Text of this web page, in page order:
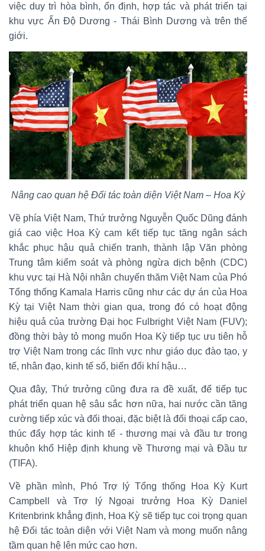
việc duy trì hòa bình, ổn định, hợp tác và phát triển tại
khu vực Ấn Độ Dương - Thái Bình Dương và trên thế
giới.
Nâng cao quan hệ Đối tác toàn diện Việt Nam – Hoa Kỳ
Về phía Việt Nam, Thứ trưởng Nguyễn Quốc Dũng đánh
giá cao việc Hoa Kỳ cam kết tiếp tục tăng ngân sách
khắc phục hậu quả chiến tranh, thành lập Văn phòng
Trung tâm kiểm soát và phòng ngừa dịch bệnh (CDC)
khu vực tại Hà Nội nhân chuyến thăm Việt Nam của Phó
Tổng thống Kamala Harris cũng như các dự án của Hoa
Kỳ tại Việt Nam thời gian qua, trong đó có hoạt động
hiệu quả của trường Đại học Fulbright Việt Nam (FUV);
đồng thời bày tỏ mong muốn Hoa Kỳ tiếp tục ưu tiên hỗ
trợ Việt Nam trong các lĩnh vực như giáo dục đào tạo, y
tế, nhân đạo, kinh tế số, biến đổi khí hậu…
Qua đây, Thứ trưởng cũng đưa ra đề xuất, để tiếp tục
phát triển quan hệ sâu sắc hơn nữa, hai nước cần tăng
cường tiếp xúc và đối thoại, đặc biệt là đối thoại cấp cao,
thúc đẩy hợp tác kinh tế - thương mại và đầu tư trong
khuôn khổ Hiệp định khung về Thương mại và Đầu tư
(TIFA).
Về phần mình, Phó Trợ lý Tổng thống Hoa Kỳ Kurt
Campbell và Trợ lý Ngoại trưởng Hoa Kỳ Daniel
Kritenbrink khẳng định, Hoa Kỳ sẽ tiếp tục coi trọng quan
hệ Đối tác toàn diện với Việt Nam và mong muốn nâng
tầm quan hệ lên mức cao hơn.